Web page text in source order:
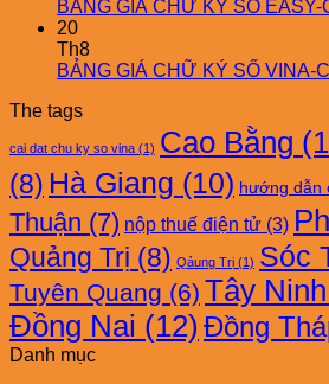
BẢNG GIÁ CHỮ KÝ SỐ EASY-
20
Th8
BẢNG GIÁ CHỮ KÝ SỐ VINA-
The tags
cai dat chu ky so vina (1) Cao Bằng
(8) Hà Giang (10) hướng dẫn
Thuận (7) nộp thuế điện tử (3)
Quảng Trị (8) Qảung Trị (1) Sóc
Tuyên Quang (6) Tây Ninh
Đồng Nai (12) Đồng
Danh mục